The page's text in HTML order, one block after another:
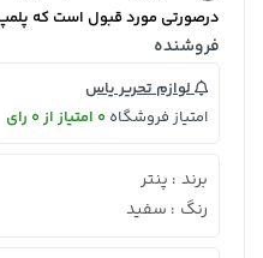
درصورتی مورد قبول است که پلمپ
فروشنده
لوازم تحریر یاس
امتیاز فروشگاه 0 امتیاز از 0 رای
برند : پنتر
رنگ : سفید